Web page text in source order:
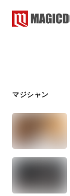
マジシャン